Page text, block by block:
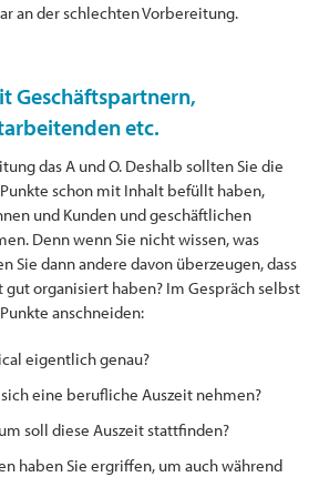
an der schlechten Vorbereitung.
Geschäftspartnern,
etc.
das A und O. Deshalb sollten Sie die
schon mit Inhalt befüllt haben,
und Kunden und geschäftlichen
Denn wenn Sie nicht wissen, was
Sie dann andere davon überzeugen, dass
organisiert haben? Im Gespräch selbst
anschneiden:
eigentlich genau?
eine berufliche Auszeit nehmen?
soll diese Auszeit stattfinden?
haben Sie ergriffen, um auch während